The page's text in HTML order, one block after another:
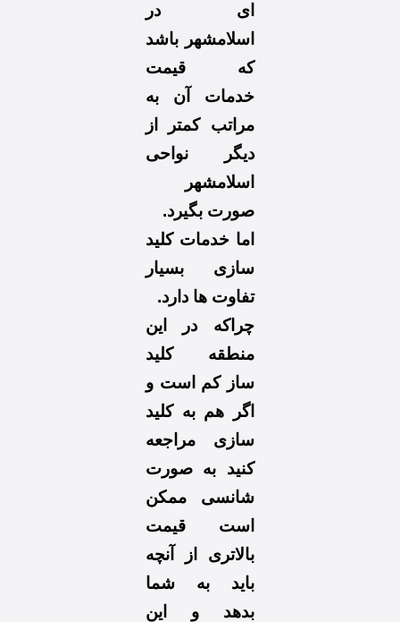
ای در
اسلامشهر باشد
که قیمت
خدمات آن به
مراتب کمتر از
دیگر نواحی
اسلامشهر
صورت بگیرد.
اما خدمات کلید
سازی بسیار
تفاوت ها دارد.
چراکه در این
منطقه کلید
ساز کم است و
اگر هم به کلید
سازی مراجعه
کنید به صورت
شانسی ممکن
است قیمت
بالاتری از آنچه
باید به شما
بدهد و این